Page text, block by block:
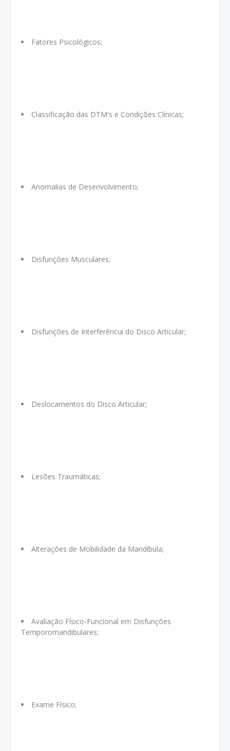
Fatores Psicológicos;
Classificação das DTM's e Condições Clínicas;
Anomalias de Desenvolvimento;
Disfunções Musculares;
Disfunções de Interferência do Disco Articular;
Deslocamentos do Disco Articular;
Lesões Traumáticas;
Alterações de Mobilidade da Mandíbula;
Avaliação Físico-Funcional em Disfunções
Temporomandibulares;
Exame Físico;